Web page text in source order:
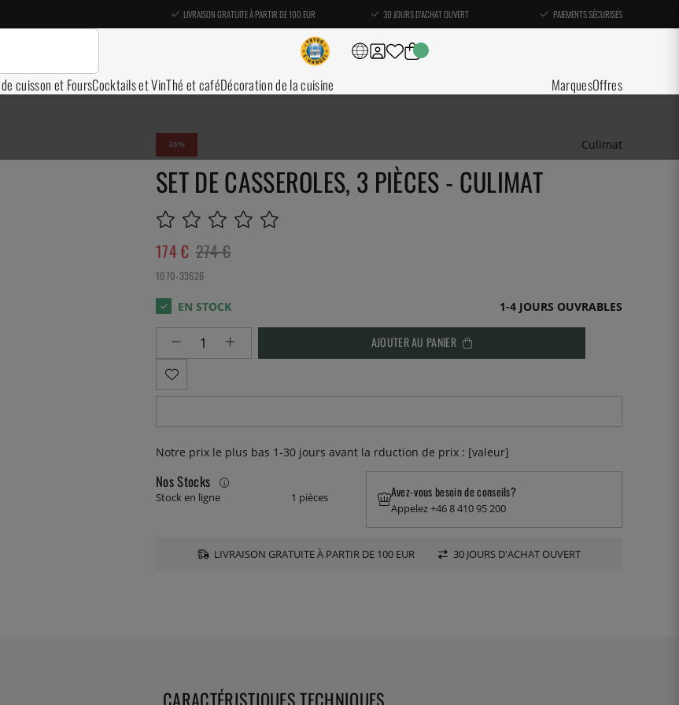
LIVRAISON GRATUITE À PARTIR DE 100 EUR 30 JOURS D'ACHAT OUVERT PAIEMENTS SÉCURISÉS
cuisson et FoursCocktails et VinThé et caféDécoration de la cuisine MarquesOffres
36 Culimat
SET DE CASSEROLES, 3 PIÈCES - CULIMAT
274€
174€
1070-33626
1-4 JOURS OUVRABLES
AJOUTER AU PANIER
Notre prix le plus bas 1-30 jours avant la rduction de prix : [valeur]
Nos Stocks
Stock en ligne 1 pièces Avez-vous besoin de conseils?
Appelez +46 8 410 95 200
LIVRAISON GRATUITE À PARTIR DE 100 EUR 30 JOURS D'ACHAT OUVERT
CARACTÉRISTIQUES TECHNIQUES